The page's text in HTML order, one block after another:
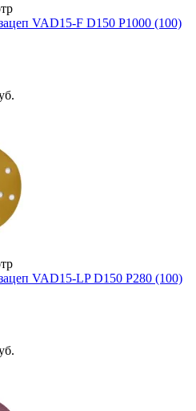
VAD15-F D150 P1000 (100)
VAD15-LP D150 P280 (100)